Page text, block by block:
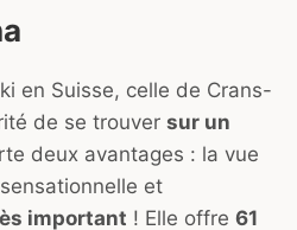
en Suisse, celle de Crans-
de se trouver sur un
deux avantages : la vue
et
important ! Elle offre 61